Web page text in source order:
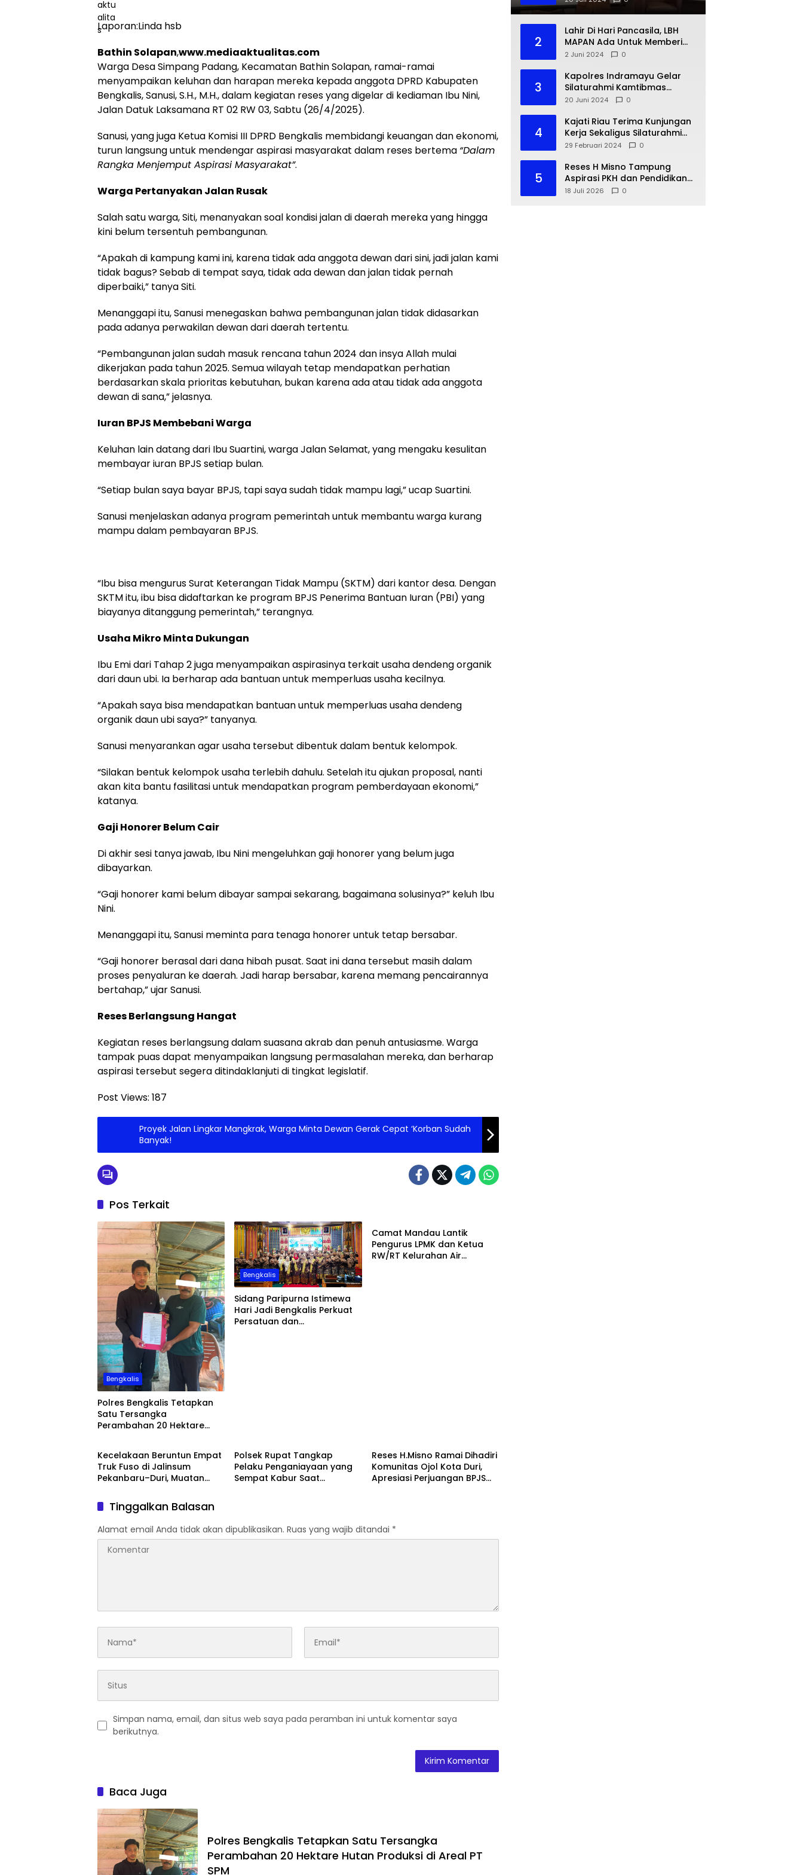
Laporan:Linda hsb
Bathin Solapan,www.mediaaktualitas.com
Warga Desa Simpang Padang, Kecamatan Bathin Solapan, ramai-ramai
menyampaikan keluhan dan harapan mereka kepada anggota DPRD Kabupaten
Bengkalis, Sanusi, S.H., M.H., dalam kegiatan reses yang digelar di kediaman Ibu Nini,
Jalan Datuk Laksamana RT 02 RW 03, Sabtu (26/4/2025).
Sanusi, yang juga Ketua Komisi III DPRD Bengkalis membidangi keuangan dan ekonomi,
turun langsung untuk mendengar aspirasi masyarakat dalam reses bertema “Dalam
Rangka Menjemput Aspirasi Masyarakat”.
Warga Pertanyakan Jalan Rusak
Salah satu warga, Siti, menanyakan soal kondisi jalan di daerah mereka yang hingga
kini belum tersentuh pembangunan.
“Apakah di kampung kami ini, karena tidak ada anggota dewan dari sini, jadi jalan kami
tidak bagus? Sebab di tempat saya, tidak ada dewan dan jalan tidak pernah
diperbaiki,” tanya Siti.
Menanggapi itu, Sanusi menegaskan bahwa pembangunan jalan tidak didasarkan
pada adanya perwakilan dewan dari daerah tertentu.
“Pembangunan jalan sudah masuk rencana tahun 2024 dan insya Allah mulai
dikerjakan pada tahun 2025. Semua wilayah tetap mendapatkan perhatian
berdasarkan skala prioritas kebutuhan, bukan karena ada atau tidak ada anggota
dewan di sana,” jelasnya.
Iuran BPJS Membebani Warga
Keluhan lain datang dari Ibu Suartini, warga Jalan Selamat, yang mengaku kesulitan
membayar iuran BPJS setiap bulan.
“Setiap bulan saya bayar BPJS, tapi saya sudah tidak mampu lagi,” ucap Suartini.
Sanusi menjelaskan adanya program pemerintah untuk membantu warga kurang
mampu dalam pembayaran BPJS.
“Ibu bisa mengurus Surat Keterangan Tidak Mampu (SKTM) dari kantor desa. Dengan
SKTM itu, ibu bisa didaftarkan ke program BPJS Penerima Bantuan Iuran (PBI) yang
biayanya ditanggung pemerintah,” terangnya.
Usaha Mikro Minta Dukungan
Ibu Emi dari Tahap 2 juga menyampaikan aspirasinya terkait usaha dendeng organik
dari daun ubi. Ia berharap ada bantuan untuk memperluas usaha kecilnya.
“Apakah saya bisa mendapatkan bantuan untuk memperluas usaha dendeng
organik daun ubi saya?” tanyanya.
Sanusi menyarankan agar usaha tersebut dibentuk dalam bentuk kelompok.
“Silakan bentuk kelompok usaha terlebih dahulu. Setelah itu ajukan proposal, nanti
akan kita bantu fasilitasi untuk mendapatkan program pemberdayaan ekonomi,”
katanya.
Gaji Honorer Belum Cair
Di akhir sesi tanya jawab, Ibu Nini mengeluhkan gaji honorer yang belum juga
dibayarkan.
“Gaji honorer kami belum dibayar sampai sekarang, bagaimana solusinya?” keluh Ibu
Nini.
Menanggapi itu, Sanusi meminta para tenaga honorer untuk tetap bersabar.
“Gaji honorer berasal dari dana hibah pusat. Saat ini dana tersebut masih dalam
proses penyaluran ke daerah. Jadi harap bersabar, karena memang pencairannya
bertahap,” ujar Sanusi.
Reses Berlangsung Hangat
Kegiatan reses berlangsung dalam suasana akrab dan penuh antusiasme. Warga
tampak puas dapat menyampaikan langsung permasalahan mereka, dan berharap
aspirasi tersebut segera ditindaklanjuti di tingkat legislatif.
Post Views: 187
Proyek Jalan Lingkar Mangkrak, Warga Minta Dewan Gerak Cepat ‘Korban Sudah
Banyak!
Pos Terkait
Bengkalis
Polres Bengkalis Tetapkan
Satu Tersangka
Perambahan 20 Hektare
Bengkalis
Sidang Paripurna Istimewa
Hari Jadi Bengkalis Perkuat
Persatuan dan
Camat Mandau Lantik
Pengurus LPMK dan Ketua
RW/RT Kelurahan Air
Bengkalis
Kecelakaan Beruntun Empat
Truk Fuso di Jalinsum
Pekanbaru–Duri, Muatan
Jalan
Polsek Rupat Tangkap
Pelaku Penganiayaan yang
Sempat Kabur Saat
Reses H.Misno Ramai Dihadiri
Komunitas Ojol Kota Duri,
Apresiasi Perjuangan BPJS
Tinggalkan Balasan
Alamat email Anda tidak akan dipublikasikan. Ruas yang wajib ditandai *
Simpan nama, email, dan situs web saya pada peramban ini untuk komentar saya
berikutnya.
Baca Juga
Polres Bengkalis Tetapkan Satu Tersangka
Perambahan 20 Hektare Hutan Produksi di Areal PT
SPM
2
Lahir Di Hari Pancasila, LBH
MAPAN Ada Untuk Memberi
Bantuan Hukum Gratis Bagi
2 Juni 2024 0
3
Kapolres Indramayu Gelar
Silaturahmi Kamtibmas
dengan IKA PMII
20 Juni 2024 0
4
Kajati Riau Terima Kunjungan
Kerja Sekaligus Silaturahmi
Pejabat Perwakilan Bank
29 Februari 2024 0
5
Reses H Misno Tampung
Aspirasi PKH dan Pendidikan
Warga Air Jamban
18 Juli 2026 0